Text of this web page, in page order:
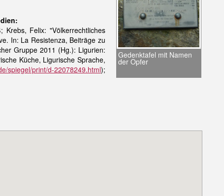
Gedenktafel mit Namen
der Opfer
Felix: "Völkerrechtliches
In: La Resistenza, Beiträge zu
Gruppe 2011 (Hg.): Ligurien:
Küche, Ligurische Sprache,
spiegel/print/d-22078249.html);